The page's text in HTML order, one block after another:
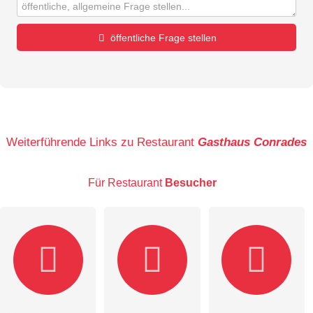
öffentliche Frage stellen
E-Mail-Adresse (wird nicht veröffentlicht)
Weiterführende Links zu Restaurant Gasthaus Conrades
Für Restaurant Besucher